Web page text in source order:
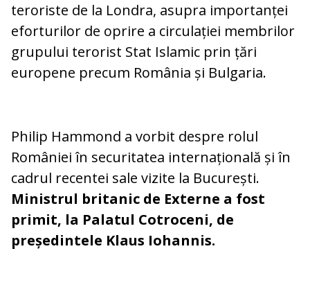
teroriste de la Londra, asupra importanței
eforturilor de oprire a circulației membrilor
grupului terorist Stat Islamic prin țări
europene precum România și Bulgaria.
Philip Hammond a vorbit despre rolul
României în securitatea internațională și în
cadrul recentei sale vizite la București.
Ministrul britanic de Externe a fost
primit, la Palatul Cotroceni, de
președintele Klaus Iohannis.